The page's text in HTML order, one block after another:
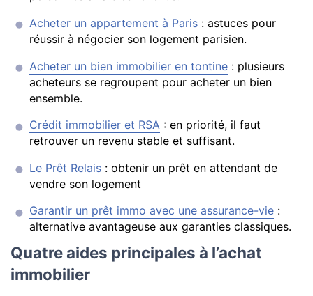
Acheter un appartement à Paris : astuces pour
réussir à négocier son logement parisien.
Acheter un bien immobilier en tontine : plusieurs
acheteurs se regroupent pour acheter un bien
ensemble.
Crédit immobilier et RSA : en priorité, il faut
retrouver un revenu stable et suffisant.
Le Prêt Relais : obtenir un prêt en attendant de
vendre son logement
Garantir un prêt immo avec une assurance-vie :
alternative avantageuse aux garanties classiques.
Quatre aides principales à l’achat
immobilier